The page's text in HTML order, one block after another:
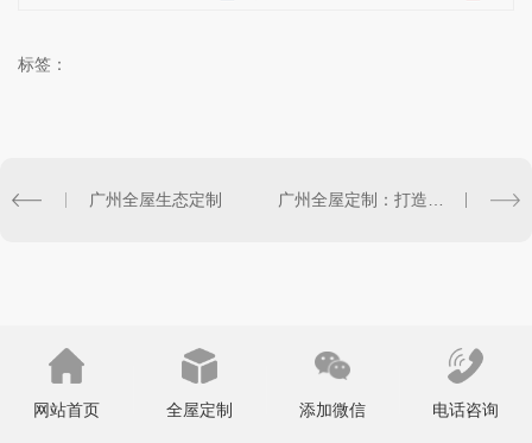
标签：
广州全屋生态定制
网站首页 全屋定制 添加微信 电话咨询